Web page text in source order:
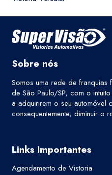
Sobre nós
Somos uma rede de
de São Paulo/SP, com o
a adquirirem o seu automóvel
consequentemente, diminuir o
Links Importantes
Agendamento de Vistoria